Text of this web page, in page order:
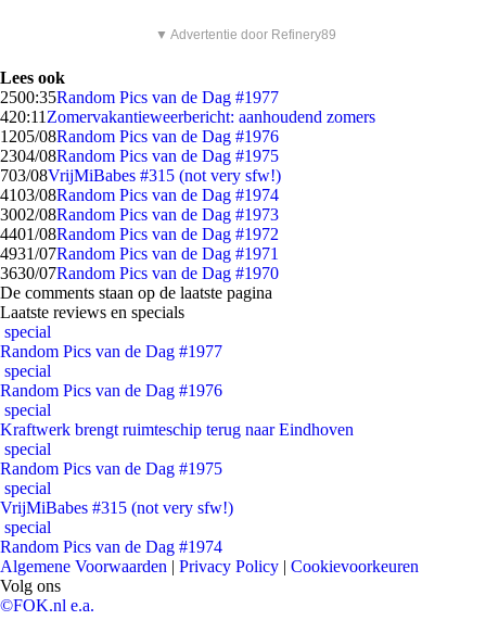
▼ Advertentie door Refinery89
Lees ook
2500:35Random Pics van de Dag #1977
420:11 Zomervakantieweerbericht: aanhoudend zomers
1205/08Random Pics van de Dag #1976
2304/08Random Pics van de Dag #1975
703/08VrijMiBabes #315 (not very sfw!)
4103/08Random Pics van de Dag #1974
3002/08Random Pics van de Dag #1973
4401/08Random Pics van de Dag #1972
4931/07Random Pics van de Dag #1971
3630/07Random Pics van de Dag #1970
De comments staan op de laatste pagina
Laatste reviews en specials
special
Random Pics van de Dag #1977
special
Random Pics van de Dag #1976
special
Kraftwerk brengt ruimteschip terug naar Eindhoven
special
Random Pics van de Dag #1975
special
VrijMiBabes #315 (not very sfw!)
special
Random Pics van de Dag #1974
Algemene Voorwaarden | Privacy Policy | Cookievoorkeuren
Volg ons
©FOK.nl e.a.